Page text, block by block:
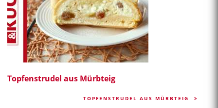
Topfenstrudel aus Mürbteig
TOPFENSTRUDEL AUS MÜRBTEIG